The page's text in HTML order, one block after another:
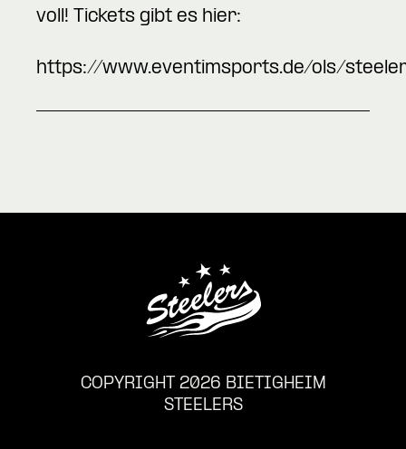
voll! Tickets gibt es hier:
https://www.eventimsports.de/ols/
COPYRIGHT 2026 BIETIGHEIM
STEELERS